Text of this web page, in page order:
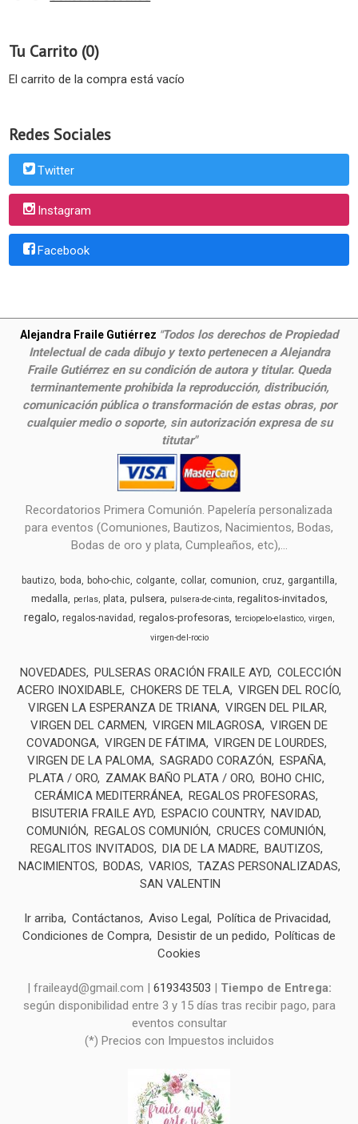
Tu Carrito (0)
El carrito de la compra está vacío
Redes Sociales
Twitter
Instagram
Facebook
Alejandra Fraile Gutiérrez "Todos los derechos de Propiedad
Intelectual de cada dibujo y texto pertenecen a Alejandra
Fraile Gutiérrez en su condición de autora y titular. Queda
terminantemente prohibida la reproducción, distribución,
comunicación pública o transformación de estas obras, por
cualquier medio o soporte, sin autorización expresa de su
titutar"
Recordatorios Primera Comunión. Papelería personalizada
para eventos (Comuniones, Bautizos, Nacimientos, Bodas,
Bodas de oro y plata, Cumpleaños, etc),...
bautizo boda boho-chic colgante collar comunion cruz gargantilla
medalla perlas plata pulsera pulsera-de-cinta regalitos-invitados
regalo regalos-navidad regalos-profesoras terciopelo-elastico virgen
virgen-del-rocio
NOVEDADES PULSERAS ORACIÓN FRAILE AYD COLECCIÓN
ACERO INOXIDABLE CHOKERS DE TELA VIRGEN DEL ROCÍO
VIRGEN LA ESPERANZA DE TRIANA VIRGEN DEL PILAR
VIRGEN DEL CARMEN
VIRGEN MILAGROSA VIRGEN DE
COVADONGA VIRGEN DE FÁTIMA VIRGEN DE LOURDES
VIRGEN DE LA PALOMA SAGRADO CORAZÓN
ESPAÑA
PLATA / ORO
ZAMAK BAÑO PLATA / ORO BOHO CHIC
CERÁMICA MEDITERRÁNEA REGALOS PROFESORAS
BISUTERIA FRAILE AYD ESPACIO COUNTRY NAVIDAD
COMUNIÓN
REGALOS COMUNIÓN
CRUCES COMUNIÓN
REGALITOS INVITADOS
DIA DE LA MADRE BAUTIZOS
NACIMIENTOS
BODAS VARIOS
TAZAS PERSONALIZADAS
SAN VALENTIN
Ir arriba Contáctanos Aviso Legal
Política de Privacidad
Condiciones de Compra Desistir de un pedido
Políticas de
Cookies
| fraileayd@gmail.com | 619343503 | Tiempo de Entrega:
según disponibilidad entre 3 y 15 días tras recibir pago, para
eventos consultar
(*) Precios con Impuestos incluidos